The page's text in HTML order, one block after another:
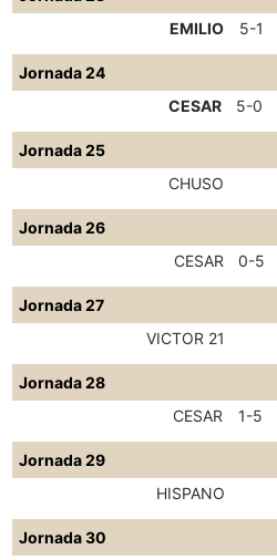
EMILIO
5-1
Jornada 24
CESAR
5-0
Jornada 25
CHUSO
Jornada 26
CESAR
0-5
Jornada 27
VICTOR 21
Jornada 28
CESAR
1-5
Jornada 29
HISPANO
Jornada 30